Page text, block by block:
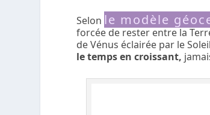
Selon le modèle
forcée de rester entre la
de Vénus éclairée par le
le temps en croissant,